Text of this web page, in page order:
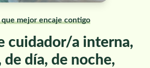
que mejor encaje contigo
cuidador/a interna,
de día, de noche,